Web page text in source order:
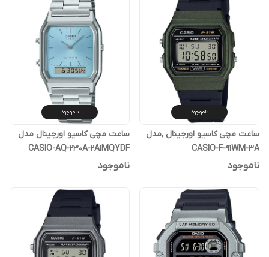
ناموجود
ساعت مچی کاسیو اورجینال ,مدل
CASIO-F-91WM-3A
ناموجود
ناموجود
ساعت مچی کاسیو اورجینال مدل
CASIO-AQ-230A-2A1MQYDF
ناموجود